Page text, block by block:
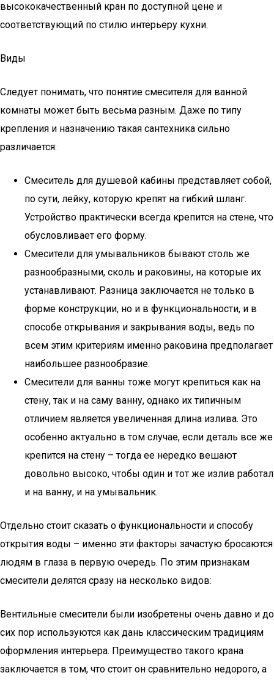
высококачественный кран по доступной цене и
соответствующий по стилю интерьеру кухни.
Виды
Следует понимать, что понятие смесителя для ванной
комнаты может быть весьма разным. Даже по типу
крепления и назначению такая сантехника сильно
различается:
Смеситель для душевой кабины представляет собой,
по сути, лейку, которую крепят на гибкий шланг.
Устройство практически всегда крепится на стене, что
обусловливает его форму.
Смесители для умывальников бывают столь же
разнообразными, сколь и раковины, на которые их
устанавливают. Разница заключается не только в
форме конструкции, но и в функциональности, и в
способе открывания и закрывания воды, ведь по
всем этим критериям именно раковина предполагает
наибольшее разнообразие.
Смесители для ванны тоже могут крепиться как на
стену, так и на саму ванну, однако их типичным
отличием является увеличенная длина излива. Это
особенно актуально в том случае, если деталь все же
крепится на стену – тогда ее нередко вешают
довольно высоко, чтобы один и тот же излив работал
и на ванну, и на умывальник.
Отдельно стоит сказать о функциональности и способу
открытия воды – именно эти факторы зачастую бросаются
людям в глаза в первую очередь. По этим признакам
смесители делятся сразу на несколько видов:
Вентильные смесители были изобретены очень давно и до
сих пор используются как дань классическим традициям
оформления интерьера. Преимущество такого крана
заключается в том, что стоит он сравнительно недорого, а